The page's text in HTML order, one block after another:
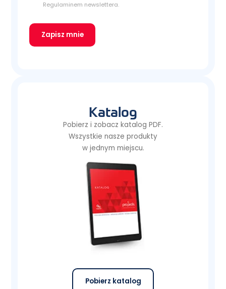
Regulaminem newslettera.
Zapisz mnie
Katalog
Pobierz i zobacz katalog PDF.
Wszystkie nasze produkty
w jednym miejscu.
Pobierz katalog